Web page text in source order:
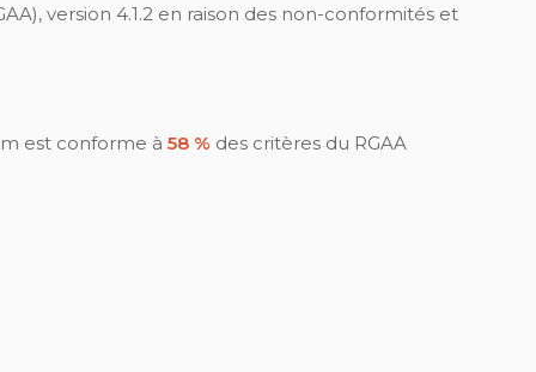
version 4.1.2 en raison des non-conformités et
est conforme à 58 % des critères du RGAA